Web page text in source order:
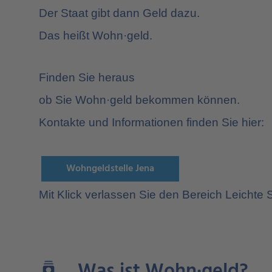
Der Staat gibt dann Geld dazu.
Das heißt Wohn·geld.
Finden Sie heraus
ob Sie Wohn·geld bekommen können.
Kontakte und Informationen finden Sie hier:
Wohngeldstelle Jena
Mit Klick verlassen Sie den Bereich Leichte